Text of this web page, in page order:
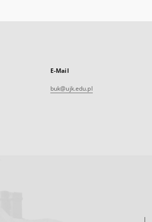
E-Mail
buk@ujk.edu.pl